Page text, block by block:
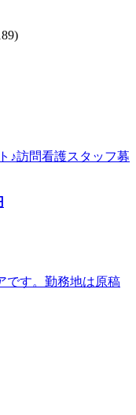
♪訪問看護スタッフ募
です。勤務地は原稿